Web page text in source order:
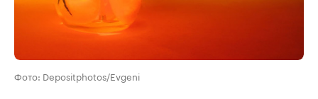
Фото: Depositphotos/Evgeni